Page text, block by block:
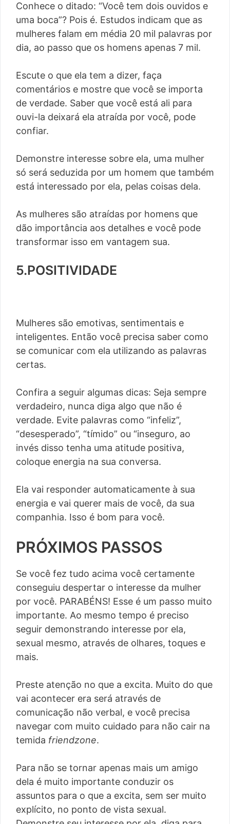
Conhece o ditado: “Você tem dois ouvidos e
uma boca”? Pois é. Estudos indicam que as
mulheres falam em média 20 mil palavras por
dia, ao passo que os homens apenas 7 mil.
Escute o que ela tem a dizer, faça
comentários e mostre que você se importa
de verdade. Saber que você está ali para
ouvi-la deixará ela atraída por você, pode
confiar.
Demonstre interesse sobre ela, uma mulher
só será seduzida por um homem que também
está interessado por ela, pelas coisas dela.
As mulheres são atraídas por homens que
dão importância aos detalhes e você pode
transformar isso em vantagem sua.
5.POSITIVIDADE
Mulheres são emotivas, sentimentais e
inteligentes. Então você precisa saber como
se comunicar com ela utilizando as palavras
certas.
Confira a seguir algumas dicas: Seja sempre
verdadeiro, nunca diga algo que não é
verdade. Evite palavras como “infeliz”,
“desesperado”, “tímido” ou “inseguro, ao
invés disso tenha uma atitude positiva,
coloque energia na sua conversa.
Ela vai responder automaticamente à sua
energia e vai querer mais de você, da sua
companhia. Isso é bom para você.
PRÓXIMOS PASSOS
Se você fez tudo acima você certamente
conseguiu despertar o interesse da mulher
por você. PARABÉNS! Esse é um passo muito
importante. Ao mesmo tempo é preciso
seguir demonstrando interesse por ela,
sexual mesmo, através de olhares, toques e
mais.
Preste atenção no que a excita. Muito do que
vai acontecer era será através de
comunicação não verbal, e você precisa
navegar com muito cuidado para não cair na
temida friendzone.
Para não se tornar apenas mais um amigo
dela é muito importante conduzir os
assuntos para o que a excita, sem ser muito
explícito, no ponto de vista sexual.